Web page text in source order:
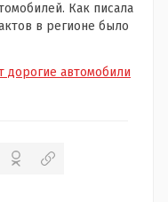
Как писала
в регионе было
дорогие автомобили